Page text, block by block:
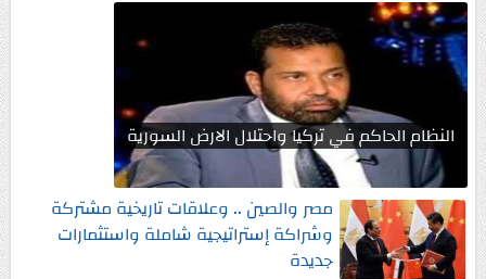
النظام الحاكم في تركيا واحتلال الارض السورية
مصر والصين .. وعلاقات تاريخية مشتركة
وشراكة إستراتيجية شاملة واستثمارات
جديدة